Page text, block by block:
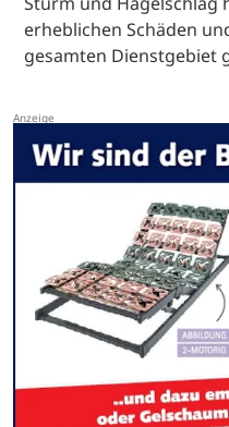
erheblichen Schäden
gesamten Dienstgebiet